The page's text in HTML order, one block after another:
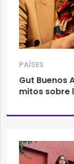
PAÍSES
Gut Buenos
mitos sobre